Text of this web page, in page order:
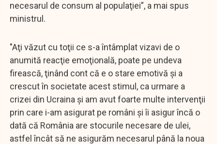
necesarul de consum al populaţiei”, a mai spus
ministrul.
"Aţi văzut cu toţii ce s-a întâmplat vizavi de o
anumită reacţie emoţională, poate pe undeva
firească, ţinând cont că e o stare emotivă şi a
crescut în societate acest stimul, ca urmare a
crizei din Ucraina şi am avut foarte multe intervenţii
prin care i-am asigurat pe români şi îi asigur încă o
dată că România are stocurile necesare de ulei,
astfel încât să ne asigurăm necesarul până la noua